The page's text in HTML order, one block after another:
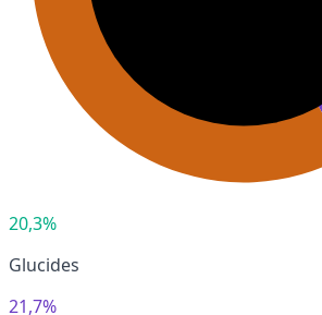
20,3%
Glucides
21,7%